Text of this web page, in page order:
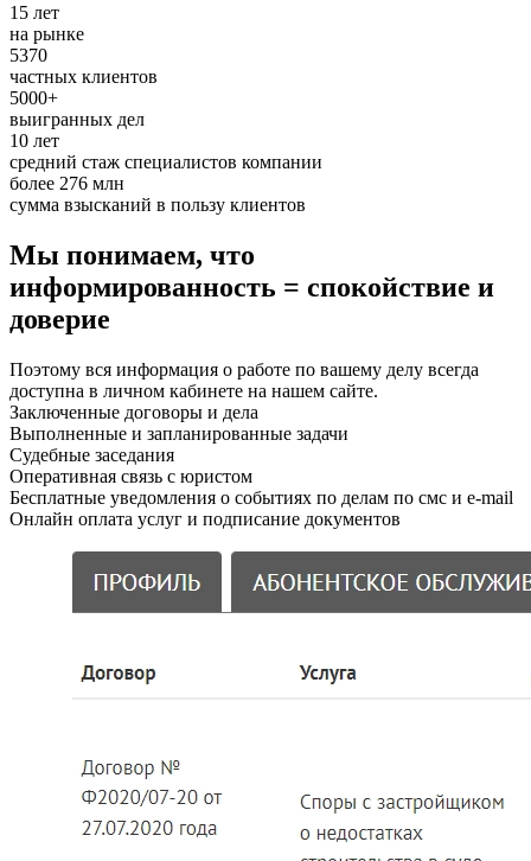
15 лет
на рынке
5370
частных клиентов
5000+
выигранных дел
10 лет
средний стаж специалистов компании
более 276 млн
сумма взысканий в пользу клиентов
Мы понимаем, что
информированность = спокойствие и
доверие
Поэтому вся информация о работе по вашему делу всегда
доступна в личном кабинете на нашем сайте.
Заключенные договоры и дела
Выполненные и запланированные задачи
Судебные заседания
Оперативная связь с юристом
Бесплатные уведомления о событиях по делам по смс и e-mail
Онлайн оплата услуг и подписание документов